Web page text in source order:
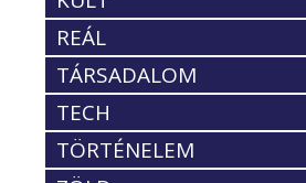
REÁL
TÁRSADALOM
TECH
TÖRTÉNELEM